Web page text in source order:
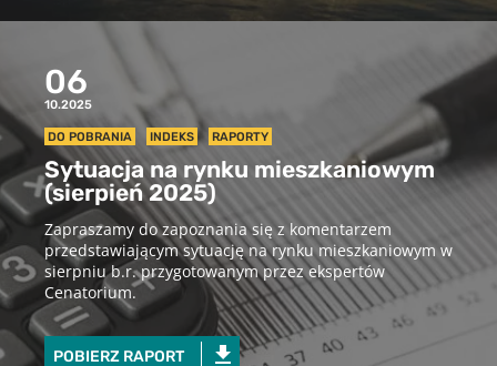
06
10.2025
DO POBRANIA INDEKS RAPORTY
Sytuacja na rynku mieszkaniowym
(sierpień 2025)
Zapraszamy do zapoznania się z komentarzem
przedstawiającym sytuację na rynku mieszkaniowym w
sierpniu b.r. przygotowanym przez ekspertów
Cenatorium.
POBIERZ RAPORT